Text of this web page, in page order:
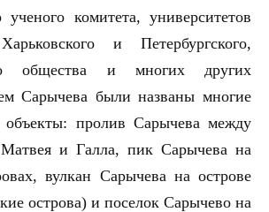
комитета, университетов
и Петербургского,
общества и многих других
Сарычева были названы многие
объекты: пролив Сарычева между
и Галла, пик Сарычева на
вулкан Сарычева на острове
острова) и поселок Сарычево на